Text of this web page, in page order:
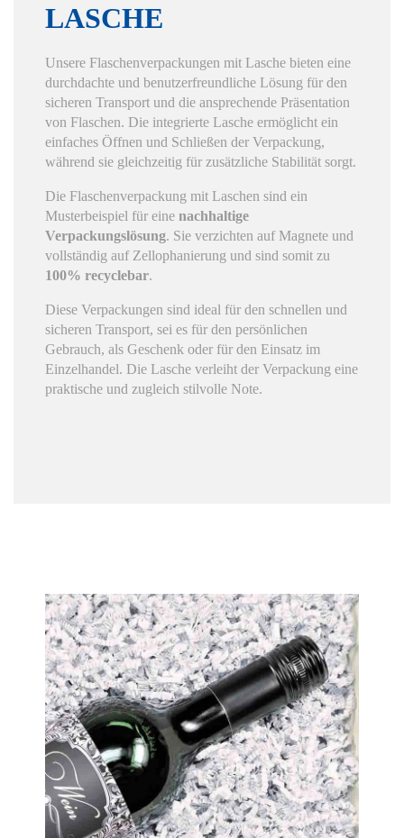
LASCHE
Unsere Flaschenverpackungen mit Lasche bieten eine
durchdachte und benutzerfreundliche Lösung für den
sicheren Transport und die ansprechende Präsentation
von Flaschen. Die integrierte Lasche ermöglicht ein
einfaches Öffnen und Schließen der Verpackung,
während sie gleichzeitig für zusätzliche Stabilität sorgt.
Die Flaschenverpackung mit Laschen sind ein
Musterbeispiel für eine nachhaltige
Verpackungslösung. Sie verzichten auf Magnete und
vollständig auf Zellophanierung und sind somit zu
100% recyclebar.
Diese Verpackungen sind ideal für den schnellen und
sicheren Transport, sei es für den persönlichen
Gebrauch, als Geschenk oder für den Einsatz im
Einzelhandel. Die Lasche verleiht der Verpackung eine
praktische und zugleich stilvolle Note.
Zustimmung geben oder sich weitere
Informationen anzeigen lassen.
Essenziell Statistiken
Funktionell Externe Medien
Alle Cookies akzeptieren
Auswahl bestätigen
Privatsphäre-Einstellungen Datenschutz